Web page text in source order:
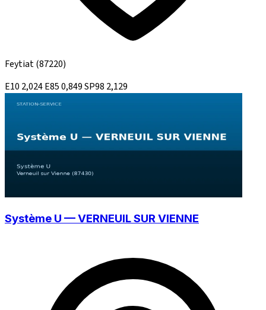
Feytiat(87220)
E10 2,024E850,849SP98 2,129
Système U — VERNEUIL SUR VIENNE